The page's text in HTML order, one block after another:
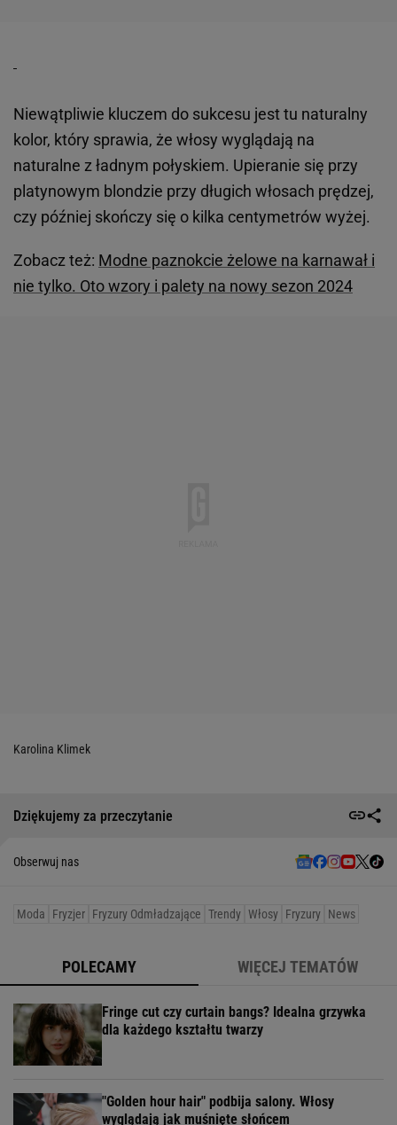
Niewątpliwie kluczem do sukcesu jest tu naturalny
kolor, który sprawia, że włosy wyglądają na
naturalne z ładnym połyskiem. Upieranie się przy
platynowym blondzie przy długich włosach prędzej,
czy później skończy się o kilka centymetrów wyżej.
Zobacz też: Modne paznokcie żelowe na karnawał i
nie tylko. Oto wzory i palety na nowy sezon 2024
Karolina Klimek
Dziękujemy za przeczytanie
Obserwuj nas
Moda Fryzjer Fryzury Odmładzające Trendy Włosy Fryzury News
POLECAMY WIĘCEJ TEMATÓW
Fringe cut czy curtain bangs? Idealna grzywka
dla każdego kształtu twarzy
"Golden hour hair" podbija salony. Włosy
wyglądają jak muśnięte słońcem